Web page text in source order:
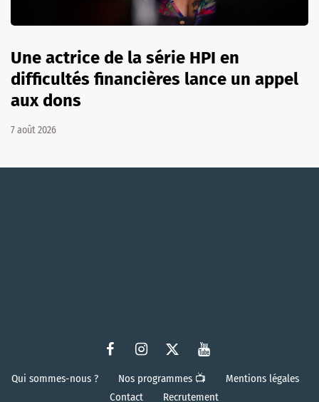
Une actrice de la série HPI en
difficultés financières lance un appel
aux dons
7 août 2026
Qui sommes-nous ? Nos programmes 📺
Mentions légales
Contact
Recrutement